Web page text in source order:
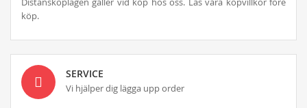
köp.
SERVICE
Vi hjälper dig lägga upp order